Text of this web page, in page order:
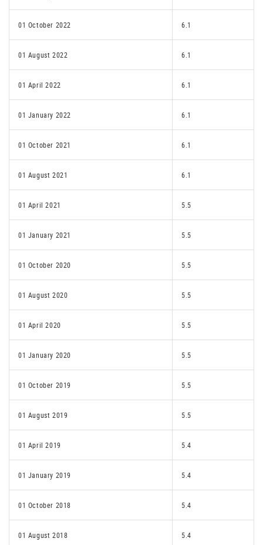
01 October 2022 6.1
01 August 2022 6.1
01 April 2022 6.1
01 January 2022 6.1
01 October 2021 6.1
01 August 2021 6.1
01 April 2021 5.5
01 January 2021 5.5
01 October 2020 5.5
01 August 2020 5.5
01 April 2020 5.5
01 January 2020 5.5
01 October 2019 5.5
01 August 2019 5.5
01 April 2019 5.4
01 January 2019 5.4
01 October 2018 5.4
01 August 2018 5.4